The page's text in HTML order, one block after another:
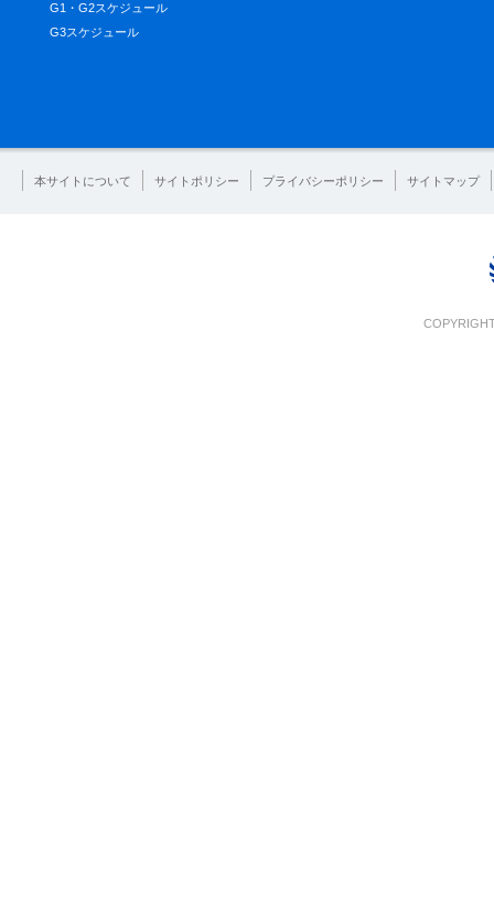
G1・G2スケジュール
G3スケジュール
本サイトについて サイトポリシー プライバシーポリシー サイトマップ